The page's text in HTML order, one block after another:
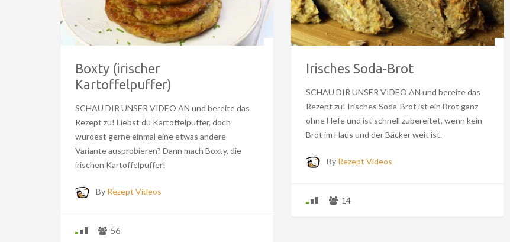
Boxty (irischer
Kartoffelpuffer)
SCHAU DIR UNSER VIDEO AN und bereite das
Rezept zu! Liebst du Kartoffelpuffer, doch
würdest gerne einmal eine etwas andere
Variante ausprobieren? Dann mach Boxty, die
irischen Kartoffelpuffer!
By Rezept Videos
56
Irisches Soda-Brot
SCHAU DIR UNSER VIDEO AN und bereite das
Rezept zu! Irisches Soda-Brot ist ein Brot ganz
ohne Hefe und ist schnell zubereitet, wenn kein
Brot im Haus und der Bäcker weit ist.
By Rezept Videos
14